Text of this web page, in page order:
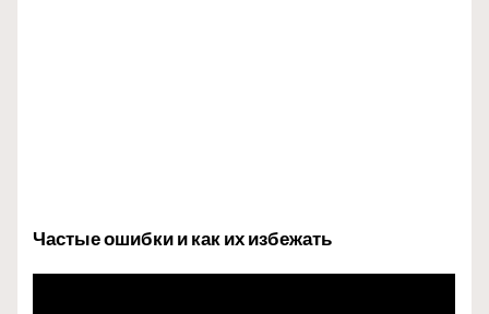
Частые ошибки и как их избежать